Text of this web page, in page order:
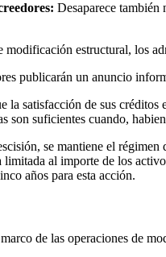
Desaparece también
modificación estructural, los
publicarán un anuncio
la satisfacción de sus
son suficientes cuando,
se mantiene el
limitada al importe de los
años para esta acción.
de las operaciones de